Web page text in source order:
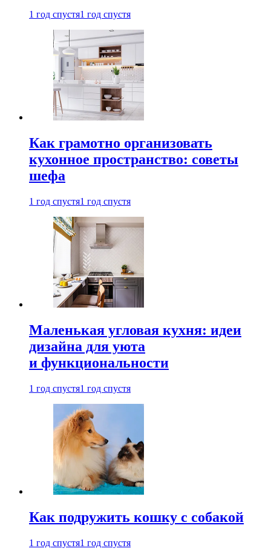
1 год спустя1 год спустя
Как грамотно организовать
кухонное пространство: советы
шефа
1 год спустя1 год спустя
Маленькая угловая кухня: идеи
дизайна для уюта
и функциональности
1 год спустя1 год спустя
Как подружить кошку с собакой
1 год спустя1 год спустя